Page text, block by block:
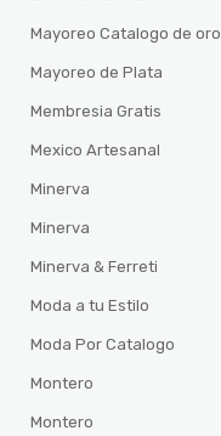
Mayoreo Catalogo de oro
Mayoreo de Plata
Membresia Gratis
Mexico Artesanal
Minerva
Minerva
Minerva & Ferreti
Moda a tu Estilo
Moda Por Catalogo
Montero
Montero